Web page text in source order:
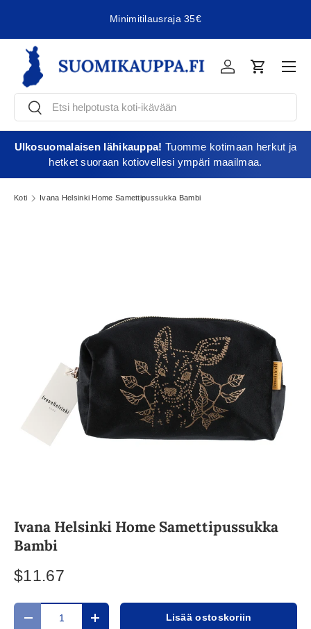
Minimitilausraja 35€
EtsiEtsi
KirjauduOstoskori
Ulkosuomalaisen lähikauppa! Tuomme kotimaan herkut ja
hetket suoraan kotiovellesi ympäri maailmaa.
Koti Ivana Helsinki Home Samettipussukka Bambi
Ivana Helsinki Home Samettipussukka
Bambi
$11.67
Määrä
Translation missing: fi.cart.items.decrease_quantity
Translation missing:Lisää ostoskoriin